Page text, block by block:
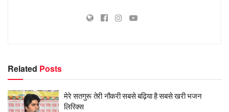
Related Posts
मेरे सतगुरू तेरी नौकरी सबसे बढ़िया है सबसे खरी भजन
लिरिक्स